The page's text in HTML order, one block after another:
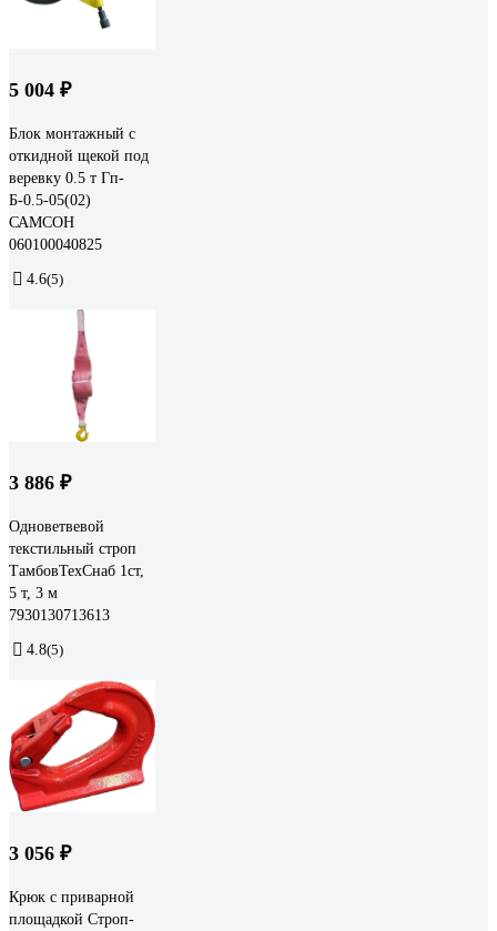
5 004 ₽
Блок монтажный с
откидной щекой под
веревку 0.5 т Гп-
Б-0.5-05(02)
САМСОН
060100040825
4.6(5)
3 886 ₽
Одноветвевой
текстильный строп
ТамбовТехСнаб 1ст,
5 т, 3 м
7930130713613
4.8(5)
3 056 ₽
Крюк с приварной
площадкой Строп-